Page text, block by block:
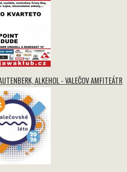
ALKEHOL - VALEČOV AMFITEÁTR